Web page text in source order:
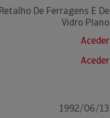
De Ferragens E De
Vidro Plano
Aceder
Aceder
1992/06/13